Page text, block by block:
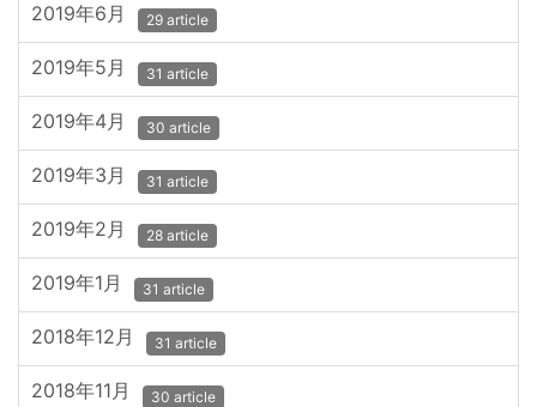
2019年6月 29 article
2019年5月 31 article
2019年4月 30 article
2019年3月 31 article
2019年2月 28 article
2019年1月 31 article
2018年12月 31 article
2018年11月 30 article